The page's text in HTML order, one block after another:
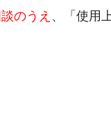
のうえ 、「使用